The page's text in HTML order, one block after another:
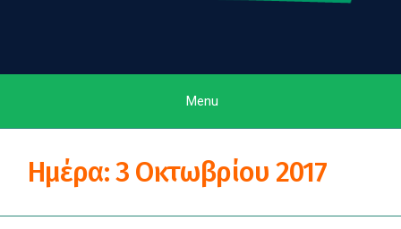
Menu
Ημέρα:3 Οκτωβρίου 2017